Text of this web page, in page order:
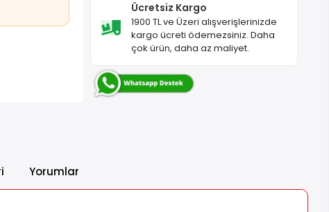
Ücretsiz Kargo
1900 TL ve Üzeri alışverişlerinizde
kargo ücreti ödemezsiniz. Daha
çok ürün, daha az maliyet.
Yorumlar